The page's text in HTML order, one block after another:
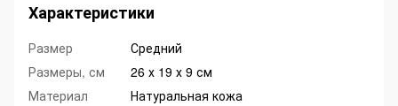
Характеристики
Размер
Средний
Размеры, см
26 х 19 х 9 см
Материал
Натуральная кожа